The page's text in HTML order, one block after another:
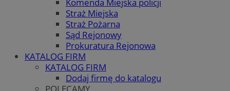
Straż Miejska
Straż Pożarna
Sąd Rejonowy
Prokuratura Rejonowa
KATALOG FIRM
KATALOG FIRM
Dodaj firmę do katalogu